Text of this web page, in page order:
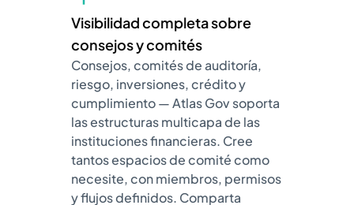
Visibilidad completa sobre
consejos y comités
Consejos, comités de auditoría,
riesgo, inversiones, crédito y
cumplimiento — Atlas Gov soporta
las estructuras multicapa de las
instituciones financieras. Cree
tantos espacios de comité como
necesite, con miembros, permisos
y flujos definidos. Comparta